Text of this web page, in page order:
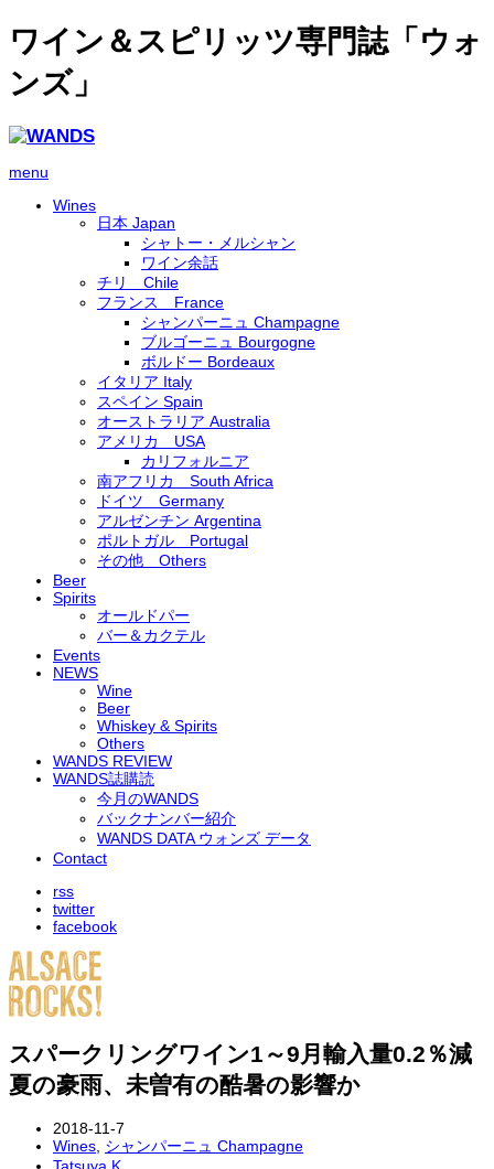
ワイン＆スピリッツ専門誌「ウォ
ンズ」
menu
Wines
日本 Japan
シャトー・メルシャン
ワイン余話
チリ Chile
フランス France
シャンパーニュ Champagne
ブルゴーニュ Bourgogne
ボルドー Bordeaux
イタリア Italy
スペイン Spain
オーストラリア Australia
アメリカ USA
カリフォルニア
南アフリカ South Africa
ドイツ Germany
アルゼンチン Argentina
ポルトガル Portugal
その他 Others
Beer
Spirits
オールドパー
バー＆カクテル
Events
NEWS
Wine
Beer
Whiskey & Spirits
Others
WANDS REVIEW
WANDS誌購読
今月のWANDS
バックナンバー紹介
WANDS DATA ウォンズ データ
Contact
rss
twitter
facebook
スパークリングワイン1～9月輸入量0.2％減
夏の豪雨、未曽有の酷暑の影響か
2018-11-7
Wines, シャンパーニュ Champagne